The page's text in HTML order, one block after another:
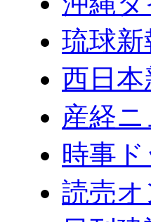
琉球新
西日本
産経
時事
読売